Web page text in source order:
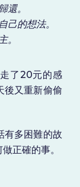
還。
己的想法。
。
了20元的感
又重新偷偷
有多困難的故
正確的事。